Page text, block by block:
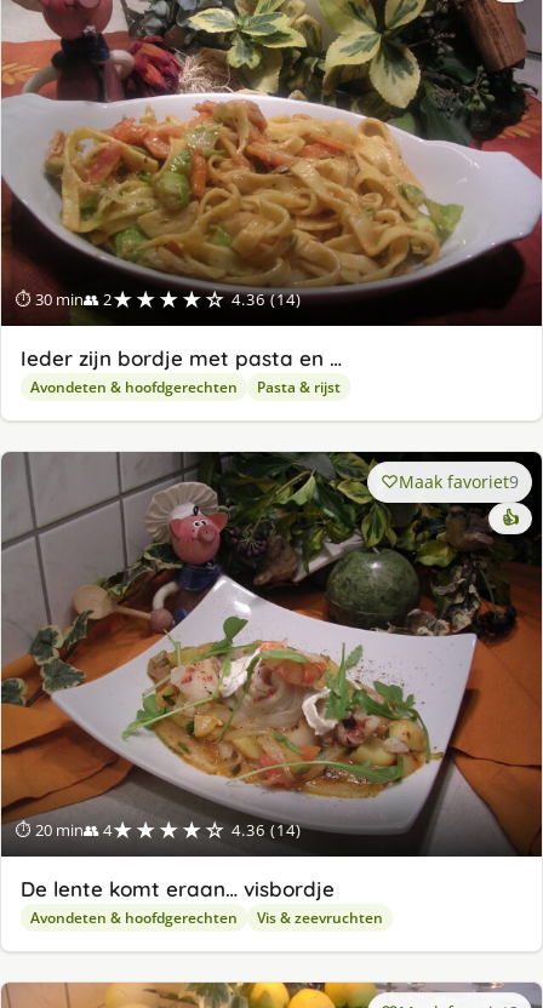
⏱ 30 min👥 2★★★★☆ 4.36 (14)
Ieder zijn bordje met pasta en …
Avondeten & hoofdgerechten Pasta & rijst
⏱ 20 min👥 4★★★★☆ 4.36 (14)
Maak favoriet9
👍
De lente komt eraan… visbordje
Avondeten & hoofdgerechten Vis & zeevruchten